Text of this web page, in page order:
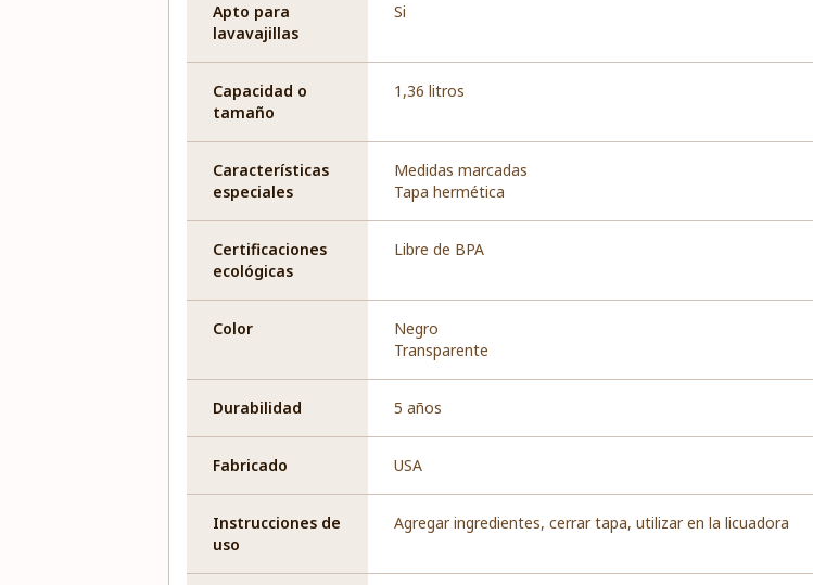
Apto para
lavavajillas
Si
Capacidad o
tamaño
1,36 litros
Características
especiales
Medidas marcadas
Tapa hermética
Certificaciones
ecológicas
Libre de BPA
Color
Negro
Transparente
Durabilidad 5 años
Fabricado USA
Instrucciones de
uso
Agregar ingredientes, cerrar tapa, utilizar en la licuadora